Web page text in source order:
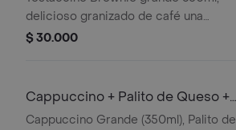
delicioso granizado de café una
mezcla de café 100 porciento
chantilly, salsa de caramelo y lluvia de
brownie.
$ 30.000
Cappuccino + Palito de Queso +
Torta
Cappuccino Grande (350ml), Palito de